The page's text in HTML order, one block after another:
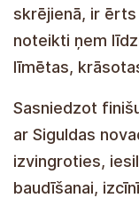
skrējienā, ir ērts
noteikti ņem
līmētas,
Sasniedzot
ar Siguldas
izvingroties,
baudīšanai,